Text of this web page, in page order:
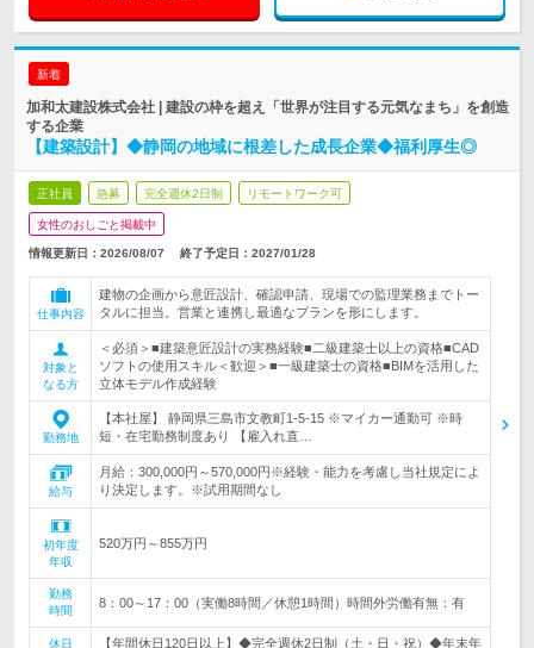
新着
加和太建設株式会社 | 建設の枠を超え「世界が注目する元気なまち」を創造
する企業
【建築設計】◆静岡の地域に根差した成長企業◆福利厚生◎
正社員 急募 完全週休2日制 リモートワーク可
女性のおしごと掲載中
情報更新日：2026/08/07 終了予定日： 2027/01/28
仕事内容
建物の企画から意匠設計、確認申請、現場での監理業務までトー
タルに担当。営業と連携し最適なプランを形にします。
対象と
なる方
＜必須＞■建築意匠設計の実務経験■二級建築士以上の資格■CAD
ソフトの使用スキル＜歓迎＞■一級建築士の資格■BIMを活用した
立体モデル作成経験
勤務地
【本社屋】 静岡県三島市文教町1-5-15 ※マイカー通勤可 ※時
短・在宅勤務制度あり 【雇入れ直…
給与
月給：300,000円～570,000円※経験・能力を考慮し当社規定によ
り決定します。※試用期間なし
初年度
年収
520万円～855万円
勤務
時間
8：00～17：00（実働8時間／休憩1時間）時間外労働有無：有
休日
【年間休日120日以上】◆完全週休2日制（土・日・祝）◆年末年